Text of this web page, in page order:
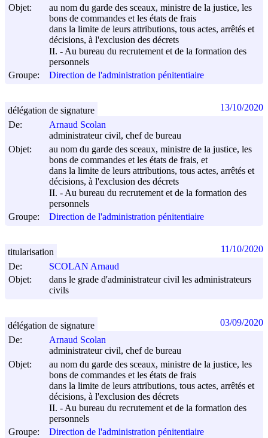
Objet:
au nom du garde des sceaux, ministre de la justice, les
bons de commandes et les états de frais
dans la limite de leurs attributions, tous actes, arrêtés et
décisions, à l'exclusion des décrets
II. - Au bureau du recrutement et de la formation des
personnels
Groupe:
Direction de l'administration pénitentiaire
De:
Arnaud Scolan
administrateur civil, chef de bureau
Objet:
au nom du garde des sceaux, ministre de la justice, les
bons de commandes et les états de frais, et
dans la limite de leurs attributions, tous actes, arrêtés et
décisions, à l'exclusion des décrets
II. - Au bureau du recrutement et de la formation des
personnels
Groupe:
Direction de l'administration pénitentiaire
délégation de signature 13/10/2020
De:
SCOLAN Arnaud
Objet:
dans le grade d'administrateur civil les administrateurs
civils
titularisation 11/10/2020
De:
Arnaud Scolan
administrateur civil, chef de bureau
Objet:
au nom du garde des sceaux, ministre de la justice, les
bons de commandes et les états de frais
dans la limite de leurs attributions, tous actes, arrêtés et
décisions, à l'exclusion des décrets
II. - Au bureau du recrutement et de la formation des
personnels
Groupe:
Direction de l'administration pénitentiaire
délégation de signature 03/09/2020